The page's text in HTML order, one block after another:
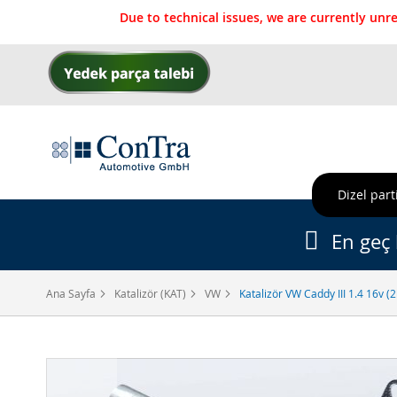
Due to technical issues, we are currently
İçeriğe
Dizel
Ana Sayfa Katalizör (KAT) VW Katalizör VW Caddy III 1.4 16v
En